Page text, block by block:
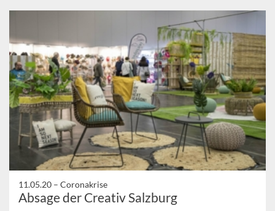
11.05.20 – Coronakrise
Absage der Creativ Salzburg